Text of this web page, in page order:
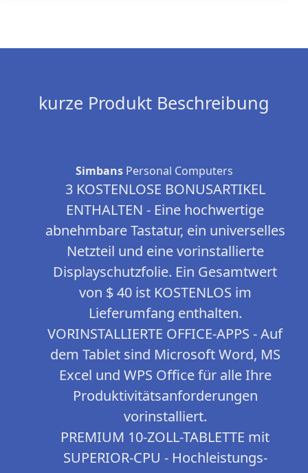
kurze Produkt Beschreibung
SimbansPersonal Computers
3 KOSTENLOSE BONUSARTIKEL
ENTHALTEN - Eine hochwertige
abnehmbare Tastatur, ein universelles
Netzteil und eine vorinstallierte
Displayschutzfolie. Ein Gesamtwert
von $ 40 ist KOSTENLOS im
Lieferumfang enthalten.
VORINSTALLIERTE OFFICE-APPS - Auf
dem Tablet sind Microsoft Word, MS
Excel und WPS Office für alle Ihre
Produktivitätsanforderungen
vorinstalliert.
PREMIUM 10-ZOLL-TABLETTE mit
SUPERIOR-CPU - Hochleistungs-